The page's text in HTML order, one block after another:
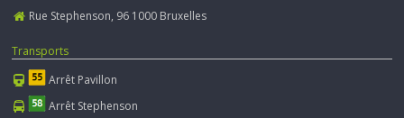
Rue Stephenson, 96 1000 Bruxelles
Transports
Arrêt Pavillon
Arrêt Stephenson